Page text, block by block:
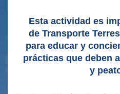
Esta actividad es
de Transporte
para educar y
prácticas que deben
y